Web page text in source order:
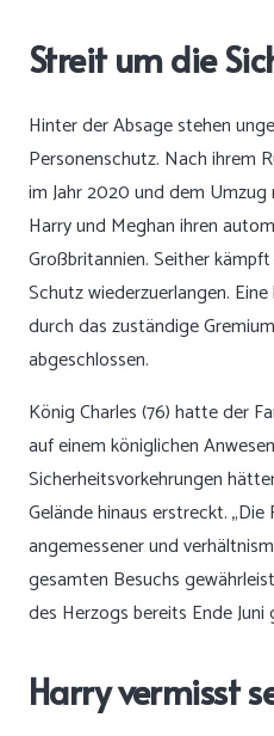
Streit um die
Hinter der Absage stehen
Personenschutz. Nach ihrem
im Jahr 2020 und dem
Harry und Meghan ihren
Großbritannien. Seither
Schutz wiederzuerlangen.
durch das zuständige
abgeschlossen.
König Charles (76) hatte der
auf einem königlichen
Sicherheitsvorkehrungen
Gelände hinaus erstreckt. „Die
angemessener und
gesamten Besuchs
des Herzogs bereits Ende Juni
Harry vermisst